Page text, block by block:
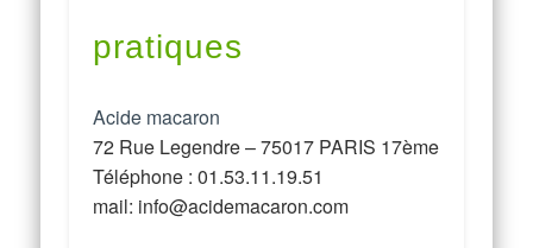
pratiques
Acide macaron
72 Rue Legendre – 75017 PARIS 17ème
Téléphone : 01.53.11.19.51
mail: info@acidemacaron.com